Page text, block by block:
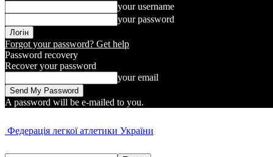
your username
your password
Forgot your password? Get help
Password recovery
Recover your password
your email
A password will be e-mailed to you.
Федерація легкої атлетики України